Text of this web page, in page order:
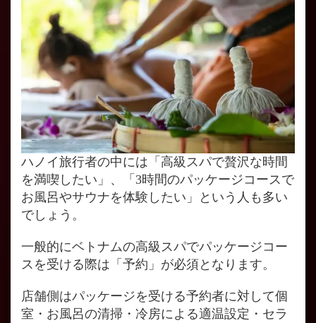
ハノイ旅行者の中には「高級スパで贅沢な時間
を満喫したい」、「3時間のパッケージコースで
お風呂やサウナを体験したい」という人も多い
でしょう。
一般的にベトナムの高級スパでパッケージコー
スを受ける際は「予約」が必須となります。
店舗側はパッケージを受ける予約者に対して個
室・お風呂の清掃・冷房による適温設定・セラ